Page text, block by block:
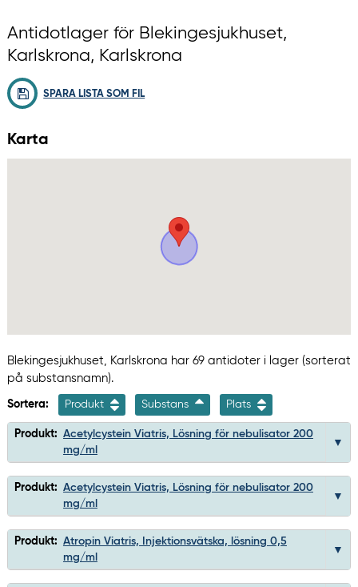
Antidotlager för Blekingesjukhuset,
Karlskrona, Karlskrona
SPARA LISTA SOM FIL
Karta
Blekingesjukhuset, Karlskrona har 69 antidoter i lager (sorterat
på substansnamn).
Sortera: Produkt Substans Plats
Produkt: Acetylcystein Viatris, Lösning för nebulisator 200
mg/ml
Produkt: Acetylcystein Viatris, Lösning för nebulisator 200
mg/ml
Produkt: Atropin Viatris, Injektionsvätska, lösning 0,5
mg/ml